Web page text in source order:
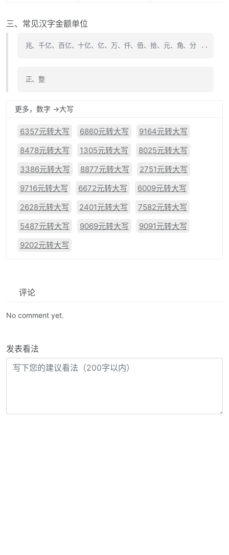
三、常见汉字金额单位
兆、千亿、百亿、十亿、亿、万、仟、佰、拾、元、角、分 ..
正、整
更多，数字 ->大写
6357元转大写 6860元转大写
9164元转大写
8478元转大写
1305元转大写
8025元转大写
3386元转大写
8877元转大写
2751元转大写
9716元转大写
6672元转大写
6009元转大写
2628元转大写
2401元转大写
7582元转大写
5487元转大写
9069元转大写
9091元转大写
9202元转大写
评论
No comment yet.
发表看法